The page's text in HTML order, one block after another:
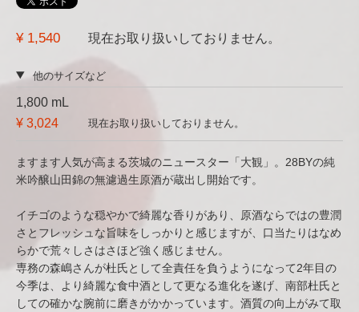
¥ 1,540 現在お取り扱いしておりません。
他のサイズなど
1,800 mL
¥ 3,024
現在お取り扱いしておりません。
ますます人気が高まる茨城のニュースター「大観」。28BYの純
米吟醸山田錦の無濾過生原酒が蔵出し開始です。
イチゴのような穏やかで綺麗な香りがあり、原酒ならではの豊潤
さとフレッシュな旨味をしっかりと感じますが、口当たりはなめ
らかで荒々しさはさほど強く感じません。
専務の森嶋さんが杜氏として全責任を負うようになって2年目の
今季は、より綺麗な食中酒として更なる進化を遂げ、南部杜氏と
しての確かな腕前に磨きがかかっています。酒質の向上がみて取